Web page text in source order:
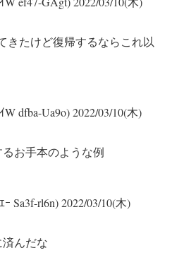
きたけど復帰するならこれ以
dfba-Ua9o)2022/03/10(木)
お手本のような例
Sa3f-rl6n)2022/03/10(木)
んだな